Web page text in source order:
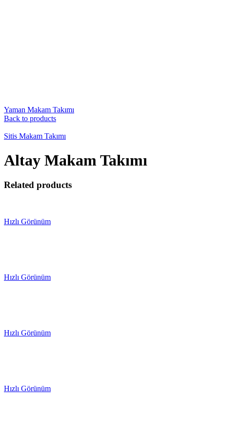
Yaman Makam Takımı
Back to products
Sitis Makam Takımı
Altay Makam Takımı
Related products
Hızlı Görünüm
Hızlı Görünüm
Hızlı Görünüm
Hızlı Görünüm